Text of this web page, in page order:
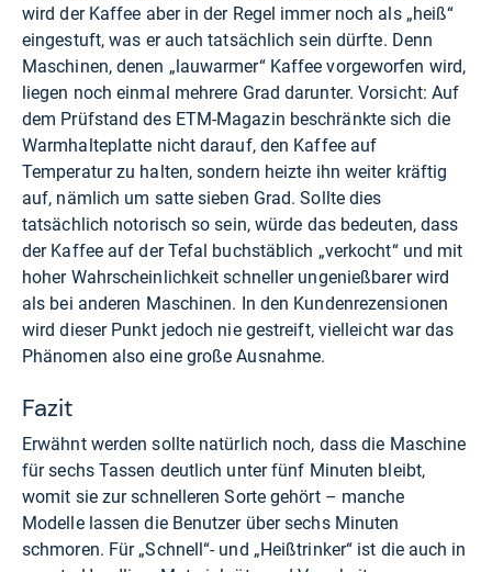
wird der Kaffee aber in der Regel immer noch als „heiß“
eingestuft, was er auch tatsächlich sein dürfte. Denn
Maschinen, denen „lauwarmer“ Kaffee vorgeworfen wird,
liegen noch einmal mehrere Grad darunter. Vorsicht: Auf
dem Prüfstand des ETM-Magazin beschränkte sich die
Warmhalteplatte nicht darauf, den Kaffee auf
Temperatur zu halten, sondern heizte ihn weiter kräftig
auf, nämlich um satte sieben Grad. Sollte dies
tatsächlich notorisch so sein, würde das bedeuten, dass
der Kaffee auf der Tefal buchstäblich „verkocht“ und mit
hoher Wahrscheinlichkeit schneller ungenießbarer wird
als bei anderen Maschinen. In den Kundenrezensionen
wird dieser Punkt jedoch nie gestreift, vielleicht war das
Phänomen also eine große Ausnahme.
Fazit
Erwähnt werden sollte natürlich noch, dass die Maschine
für sechs Tassen deutlich unter fünf Minuten bleibt,
womit sie zur schnelleren Sorte gehört – manche
Modelle lassen die Benutzer über sechs Minuten
schmoren. Für „Schnell“- und „Heißtrinker“ ist die auch in